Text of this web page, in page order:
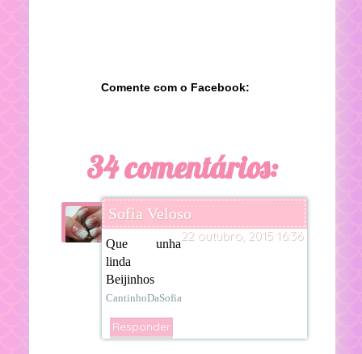
Comente com o Facebook:
34 comentários:
Sofia Veloso
22 outubro, 2015 16:36
Que unha
linda
Beijinhos
CantinhoDaSofia
Responder